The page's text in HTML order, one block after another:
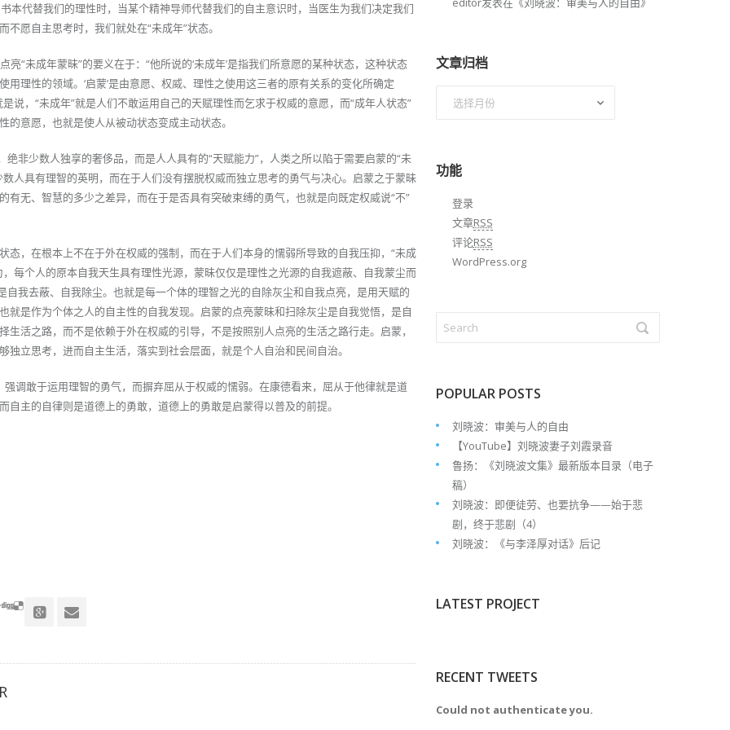
本代替我们的理性时，当某个精神导师代替我们的自主意识时，当医生为我们决定我们
愿自主思考时，我们就处在“未成年”状态。
“未成年蒙昧”的要义在于：“他所说的‘未成年’是指我们所意愿的某种状态，这种状态
理性的领域。‘启蒙’是由意愿、权威、理性之使用这三者的原有关系的变化所确定
说，“未成年”就是人们不敢运用自己的天赋理性而乞求于权威的意愿，而“成年人状态”
意愿，也就是使人从被动状态变成主动状态。
非少数人独享的奢侈品，而是人人具有的“天赋能力”，人类之所以陷于需要启蒙的“未
人具有理智的英明，而在于人们没有摆脱权威而独立思考的勇气与决心。启蒙之于蒙昧
有无、智慧的多少之差异，而在于是否具有突破束缚的勇气，也就是向既定权威说“不”
态，在根本上不在于外在权威的强制，而在于人们本身的懦弱所导致的自我压抑，“未成
每个人的原本自我天生具有理性光源，蒙昧仅仅是理性之光源的自我遮蔽、自我蒙尘而
自我去蔽、自我除尘。也就是每一个体的理智之光的自除灰尘和自我点亮，是用天赋的
就是作为个体之人的自主性的自我发现。启蒙的点亮蒙昧和扫除灰尘是自我觉悟，是自
活之路，而不是依赖于外在权威的引导，不是按照别人点亮的生活之路行走。启蒙，
立思考，进而自主生活，落实到社会层面，就是个人自治和民间自治。
强调敢于运用理智的勇气，而摒弃屈从于权威的懦弱。在康德看来，屈从于他律就是道
主的自律则是道德上的勇敢，道德上的勇敢是启蒙得以普及的前提。
文章归档
功能
登录
文章RSS
评论RSS
WordPress.org
POPULAR POSTS
刘晓波：审美与人的自由
【YouTube】刘晓波妻子刘霞录音
鲁扬：《刘晓波文集》最新版本目录（电子
稿）
刘晓波：即便徒劳、也要抗争——始于悲
剧，终于悲剧（4）
刘晓波：《与李泽厚对话》后记
LATEST PROJECT
RECENT TWEETS
Could not authenticate you.